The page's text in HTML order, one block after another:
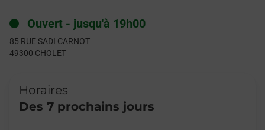
Ouvert - jusqu'à 19h00
85 RUE SADI CARNOT
49300 CHOLET
Horaires
Des 7 prochains jours